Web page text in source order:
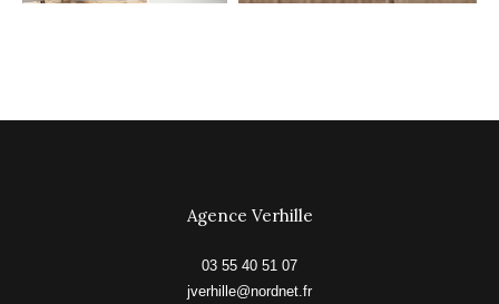
Agence Verhille
03 55 40 51 07
jverhille@nordnet.fr